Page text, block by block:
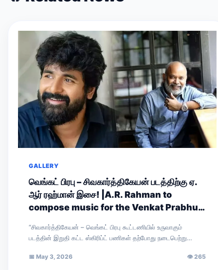
GALLERY
வெங்கட் பிரபு – சிவகார்த்திகேயன் படத்திற்கு ஏ.
ஆர் ரஹ்மான் இசை! |A.R. Rahman to
compose music for the Venkat Prabhu–
“சிவகார்த்திகேயன் – வெங்கட் பிரபு கூட்டணியில் உருவாகும்
படத்தின் இறுதி கட்ட ஸ்கிரிப்ட் பணிகள் தற்போது நடைபெற்று
இரண்டாம்…
📅 May 3, 2026 👁265